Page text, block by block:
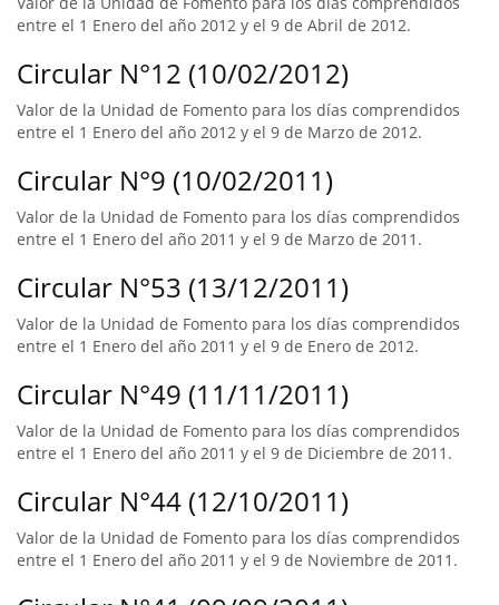
entre el 1 Enero del año 2012 y el 9 de Abril de 2012.
Circular N°12 (10/02/2012)
Valor de la Unidad de Fomento para los días comprendidos
entre el 1 Enero del año 2012 y el 9 de Marzo de 2012.
Circular N°9 (10/02/2011)
Valor de la Unidad de Fomento para los días comprendidos
entre el 1 Enero del año 2011 y el 9 de Marzo de 2011.
Circular N°53 (13/12/2011)
Valor de la Unidad de Fomento para los días comprendidos
entre el 1 Enero del año 2011 y el 9 de Enero de 2012.
Circular N°49 (11/11/2011)
Valor de la Unidad de Fomento para los días comprendidos
entre el 1 Enero del año 2011 y el 9 de Diciembre de 2011.
Circular N°44 (12/10/2011)
Valor de la Unidad de Fomento para los días comprendidos
entre el 1 Enero del año 2011 y el 9 de Noviembre de 2011.